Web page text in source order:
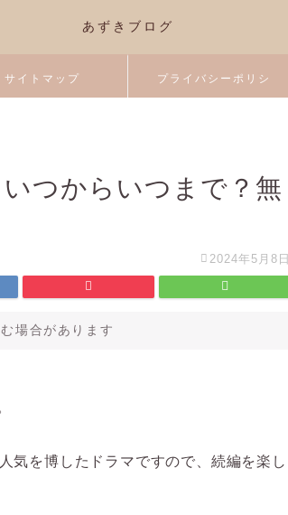
あずきブログ
サイトマップ
プライバシーポリシ
ー
つからいつまで？無
2024年5月8日
場合があります
気を博したドラマですので、続編を楽し